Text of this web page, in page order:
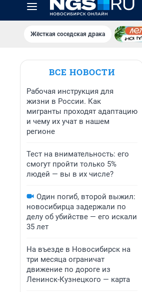
Жёсткая соседская драка
ВСЕ НОВОСТИ
Рабочая инструкция для
жизни в России. Как
мигранты проходят адаптацию
и чему их учат в нашем
регионе
Тест на внимательность: его
смогут пройти только 5%
людей — вы в их числе?
Один погиб, второй выжил:
новосибирца задержали по
делу об убийстве — его искали
35 лет
На въезде в Новосибирск на
три месяца ограничат
движение по дороге из
Ленинск-Кузнецкого — карта